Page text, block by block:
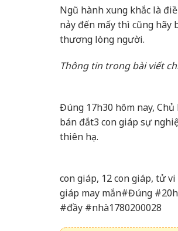
Ngũ hành xung khắc là
nảy đến mấy thì cũng
thương lòng người.
Thông tin trong bài viết
Đúng 17h30 hôm nay,
bán đắt3 con giáp sự
thiên hạ.
con giáp, 12 con giáp, tử
giáp may mắn#Đúng
#đầy #nhà1780200028